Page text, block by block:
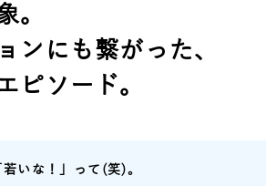
。
ンにも繋がった、
ピソード。
若いな！」って(笑)。